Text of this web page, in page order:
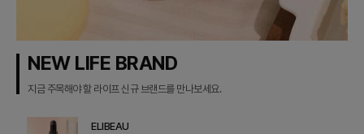
NEW LIFE BRAND
지금 주목해야 할 라이프 신규 브랜드를 만나보세요.
ELIBEAU